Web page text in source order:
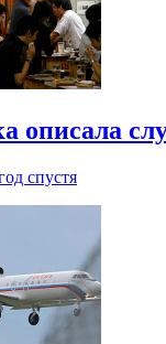
описала
спустя